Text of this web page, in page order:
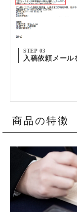
STEP 03
入稿依頼メール
商品の特徴